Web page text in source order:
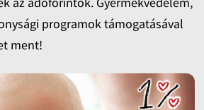
programok támogatásával
ment!